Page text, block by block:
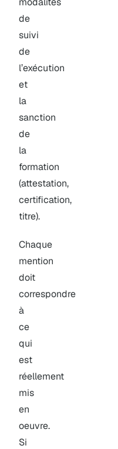
de
suivi
de
l’exécution
et
la
sanction
de
la
formation
(attestation,
certification,
titre).
Chaque
mention
doit
correspondre
à
ce
qui
est
réellement
mis
en
oeuvre.
Si